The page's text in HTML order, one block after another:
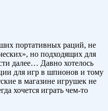
портативных раций, не
но подходящих для
далее… Давно хотелось
для игр в шпионов и тому
в магазине игрушек не
хочется играть чем-то